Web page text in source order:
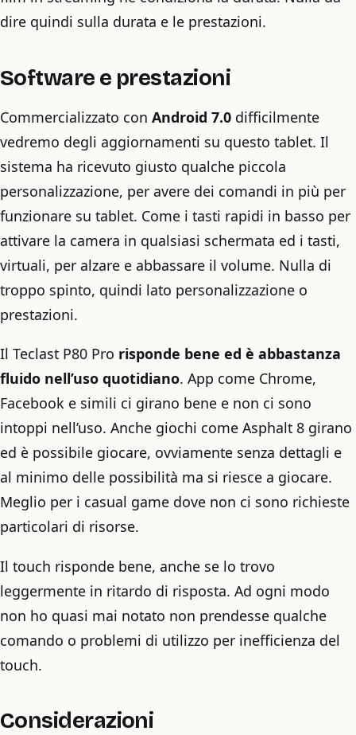
dire quindi sulla durata e le prestazioni.
Software e prestazioni
Commercializzato con Android 7.0 difficilmente
vedremo degli aggiornamenti su questo tablet. Il
sistema ha ricevuto giusto qualche piccola
personalizzazione, per avere dei comandi in più per
funzionare su tablet. Come i tasti rapidi in basso per
attivare la camera in qualsiasi schermata ed i tasti,
virtuali, per alzare e abbassare il volume. Nulla di
troppo spinto, quindi lato personalizzazione o
prestazioni.
Il Teclast P80 Pro risponde bene ed è abbastanza
fluido nell’uso quotidiano. App come Chrome,
Facebook e simili ci girano bene e non ci sono
intoppi nell’uso. Anche giochi come Asphalt 8 girano
ed è possibile giocare, ovviamente senza dettagli e
al minimo delle possibilità ma si riesce a giocare.
Meglio per i casual game dove non ci sono richieste
particolari di risorse.
Il touch risponde bene, anche se lo trovo
leggermente in ritardo di risposta. Ad ogni modo
non ho quasi mai notato non prendesse qualche
comando o problemi di utilizzo per inefficienza del
touch.
Considerazioni